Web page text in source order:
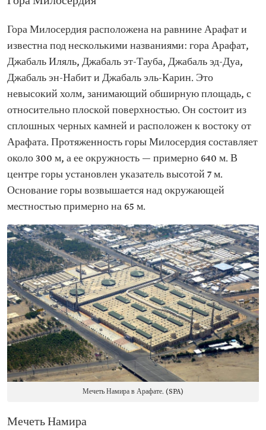
Гора Милосердия расположена на равнине Арафат и
известна под несколькими названиями: гора Арафат,
Джабаль Иляль, Джабаль эт-Тауба, Джабаль эд-Дуа,
Джабаль эн-Набит и Джабаль эль-Карин. Это
невысокий холм, занимающий обширную площадь, с
относительно плоской поверхностью. Он состоит из
сплошных черных камней и расположен к востоку от
Арафата. Протяженность горы Милосердия составляет
около 300 м, а ее окружность — примерно 640 м. В
центре горы установлен указатель высотой 7 м.
Основание горы возвышается над окружающей
местностью примерно на 65 м.
Мечеть Намира в Арафате. (SPA)
Мечеть Намира